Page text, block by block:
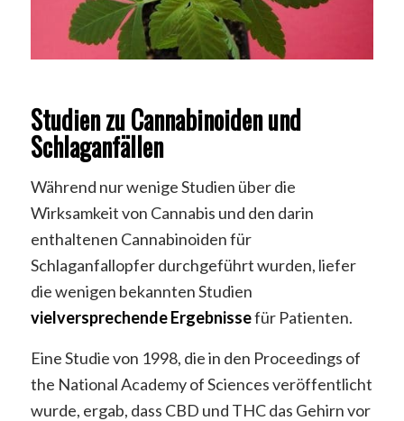
Studien zu Cannabinoiden und
Schlaganfällen
Während nur wenige Studien über die
Wirksamkeit von Cannabis und den darin
enthaltenen Cannabinoiden für
Schlaganfallopfer durchgeführt wurden, liefer
die wenigen bekannten Studien
vielversprechende Ergebnissefür Patienten.
Eine Studie von 1998, die in den Proceedings of
the National Academy of Sciences veröffentlicht
wurde, ergab, dass CBD und THC das Gehirn vor